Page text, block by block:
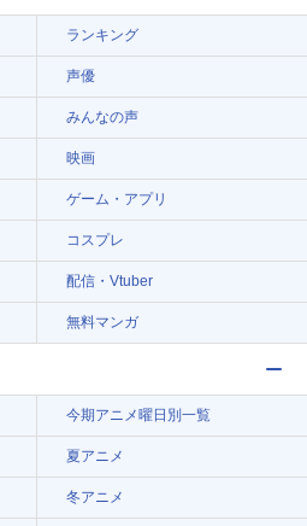
ランキング
声優
みんなの声
映画
ゲーム・アプリ
コスプレ
配信・Vtuber
無料マンガ
今期アニメ曜日別一覧
夏アニメ
冬アニメ